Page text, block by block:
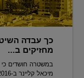
כך עבדה
מחזיקים ב...
במשטרה חושדים